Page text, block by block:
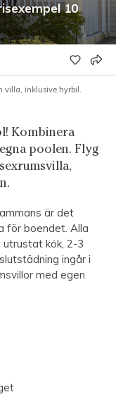
10
villa, inklusive hyrbil.
Kombinera
poolen. Flyg
är det
för boendet. Alla
kök, 2-3
ingår i
med egen